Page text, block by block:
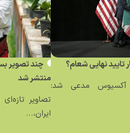
تایید نهایی شعام؟
آکسیوس مدعی شد:
چند تصویر
منتشر شد
تصاویر
ایران،...